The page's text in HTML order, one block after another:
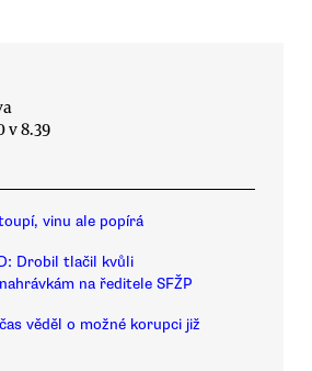
v 8.39
vinu ale popírá
Drobil tlačil kvůli
na ředitele SFŽP
věděl o možné korupci již